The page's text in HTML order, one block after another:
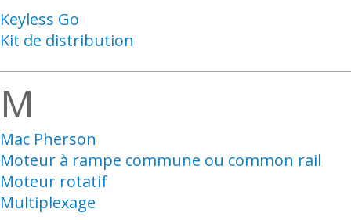
Keyless Go
Kit de distribution
M
Mac Pherson
Moteur à rampe commune ou common rail
Moteur rotatif
Multiplexage